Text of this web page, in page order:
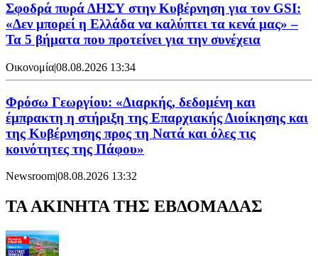
Σφοδρά πυρά ΔΗΣΥ στην Κυβέρνηση για τον GSI:
«Δεν μπορεί η Ελλάδα να καλύπτει τα κενά μας» –
Τα 5 βήματα που προτείνει για την συνέχεια
Οικονομία|08.08.2026 13:34
Φρόσω Γεωργίου: «Διαρκής, δεδομένη και
έμπρακτη η στήριξη της Επαρχιακής Διοίκησης και
της Κυβέρνησης προς τη Νατά και όλες τις
κοινότητες της Πάφου»
Newsroom|08.08.2026 13:32
ΤΑ ΑΚΙΝΗΤΑ ΤΗΣ ΕΒΔΟΜΑΔΑΣ